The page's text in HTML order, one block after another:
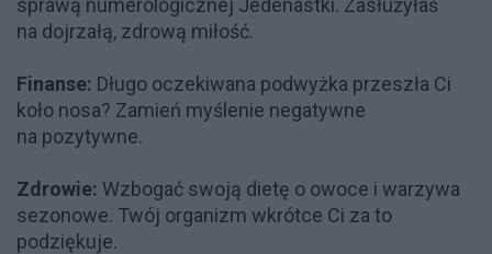
na dojrzałą, zdrową miłość.
Finanse: Długo oczekiwana podwyżka przeszła Ci
koło nosa? Zamień myślenie negatywne
na pozytywne.
Zdrowie: Wzbogać swoją dietę o owoce i warzywa
sezonowe. Twój organizm wkrótce Ci za to
podziękuje.